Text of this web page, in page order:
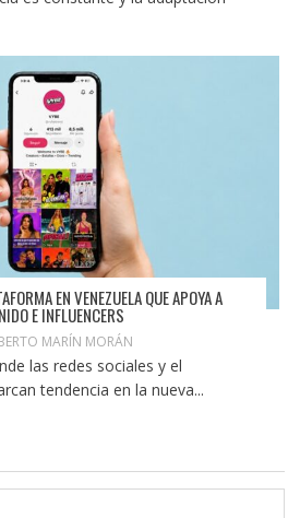
EN VENEZUELA QUE APOYA A
E INFLUENCERS
MARÍN MORÁN
las redes sociales y el
tendencia en la nueva...